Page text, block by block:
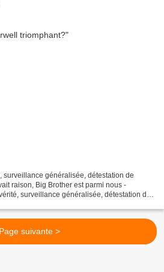
surveillance généralisée, détestation de
raison, Big Brother est parmi nous -
surveillance généralisée, détestation de
Page suivante >